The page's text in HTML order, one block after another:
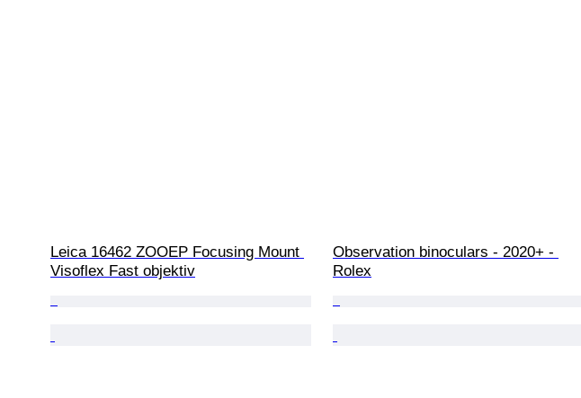
Leica 16462 ZOOEP Focusing Mount
Visoflex Fast objektiv
Observation binoculars - 2020+ -
Rolex